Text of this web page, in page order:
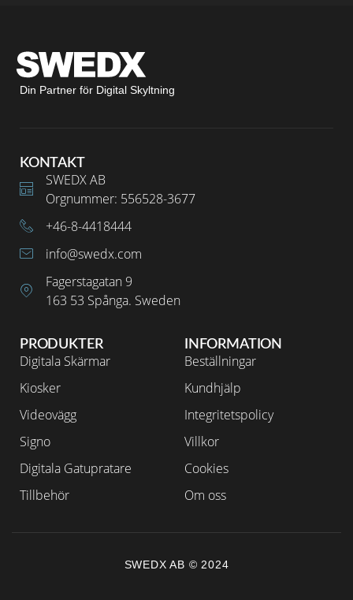
Din Partner för Digital Skyltning
INFORMATION
Beställningar
Kundhjälp
Integritetspolicy
Villkor
Cookies
Om oss
PRODUKTER
Digitala Skärmar
Kiosker
Videovägg
Signo
Digitala Gatupratare
Tillbehör
KONTAKT
SWEDX AB
Orgnummer: 556528-3677
+46-8-4418444
info@swedx.com
Fagerstagatan 9
163 53 Spånga. Sweden
SWEDX AB © 2024